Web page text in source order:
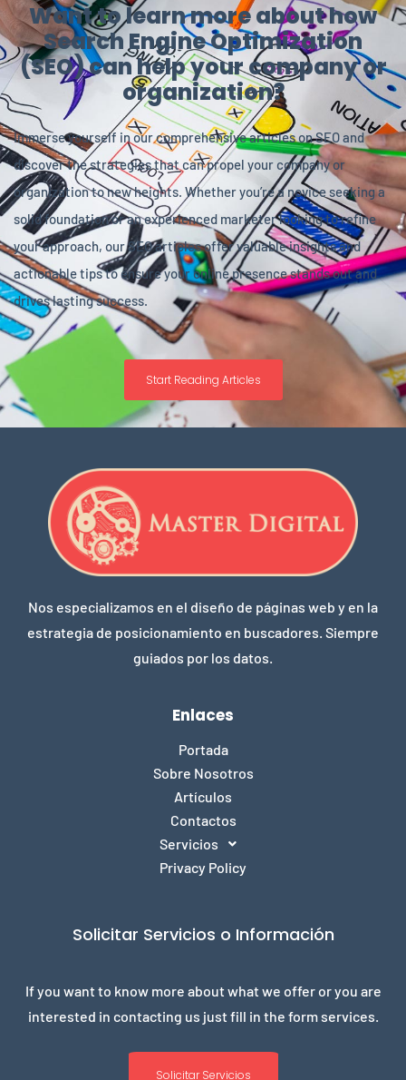
Want to learn more about how
Search Engine Optimization
(SEO) can help your company or
organization?
Immerse yourself in our comprehensive articles on SEO and
discover the strategies that can propel your company or
organization to new heights. Whether you’re a novice seeking a
solid foundation or an experienced marketer looking to refine
your approach, our SEO articles offer valuable insights and
actionable tips to ensure your online presence stands out and
drives lasting success.
Start Reading Articles
Nos especializamos en el diseño de páginas web y en la
estrategia de posicionamiento en buscadores. Siempre
guiados por los datos.
Enlaces
Portada
Sobre Nosotros
Artículos
Contactos
Servicios
Privacy Policy
Solicitar Servicios o Información
If you want to know more about what we offer or you are
interested in contacting us just fill in the form services.
Solicitar Servicios